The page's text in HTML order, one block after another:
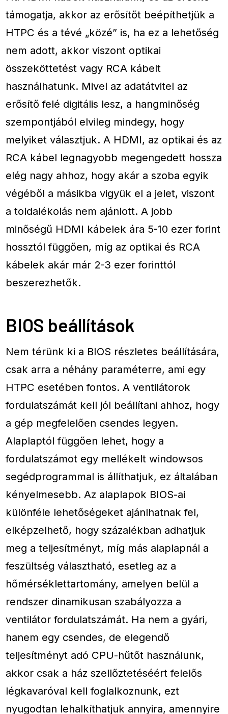
támogatja, akkor az erősítőt beépíthetjük a
HTPC és a tévé „közé” is, ha ez a lehetőség
nem adott, akkor viszont optikai
összeköttetést vagy RCA kábelt
használhatunk. Mivel az adatátvitel az
erősítő felé digitális lesz, a hangminőség
szempontjából elvileg mindegy, hogy
melyiket választjuk. A HDMI, az optikai és az
RCA kábel legnagyobb megengedett hossza
elég nagy ahhoz, hogy akár a szoba egyik
végéből a másikba vigyük el a jelet, viszont
a toldalékolás nem ajánlott. A jobb
minőségű HDMI kábelek ára 5-10 ezer forint
hossztól függően, míg az optikai és RCA
kábelek akár már 2-3 ezer forinttól
beszerezhetők.
BIOS beállítások
Nem térünk ki a BIOS részletes beállítására,
csak arra a néhány paraméterre, ami egy
HTPC esetében fontos. A ventilátorok
fordulatszámát kell jól beállítani ahhoz, hogy
a gép megfelelően csendes legyen.
Alaplaptól függően lehet, hogy a
fordulatszámot egy mellékelt windowsos
segédprogrammal is állíthatjuk, ez általában
kényelmesebb. Az alaplapok BIOS-ai
különféle lehetőségeket ajánlhatnak fel,
elképzelhető, hogy százalékban adhatjuk
meg a teljesítményt, míg más alaplapnál a
feszültség választható, esetleg az a
hőmérséklettartomány, amelyen belül a
rendszer dinamikusan szabályozza a
ventilátor fordulatszámát. Ha nem a gyári,
hanem egy csendes, de elegendő
teljesítményt adó CPU-hűtőt használunk,
akkor csak a ház szellőztetéséért felelős
légkavaróval kell foglalkoznunk, ezt
nyugodtan lehalkíthatjuk annyira, amennyire